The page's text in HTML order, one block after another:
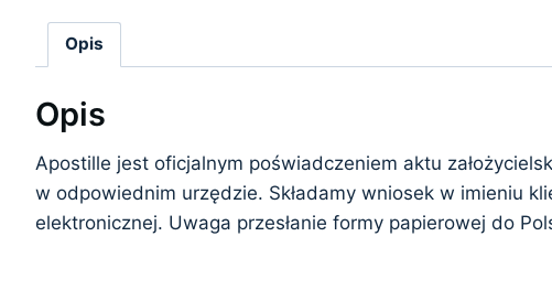
Opis
Opis
Apostille jest oficjalnym poświadczeniem aktu
w odpowiednim urzędzie. Składamy wniosek w imieniu
elektronicznej. Uwaga przesłanie formy papierowej do